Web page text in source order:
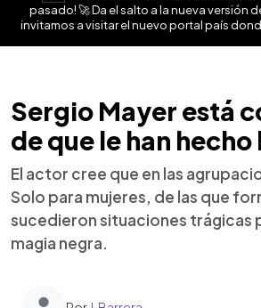
pasado! 🚀 Da el salto a la nueva versión
invitamos a visitar el nuevo portal país
Sergio Mayer está
de que le han
El actor cree que en las
Solo para mujeres, de las que
sucedieron situaciones trágicas
magia negra.